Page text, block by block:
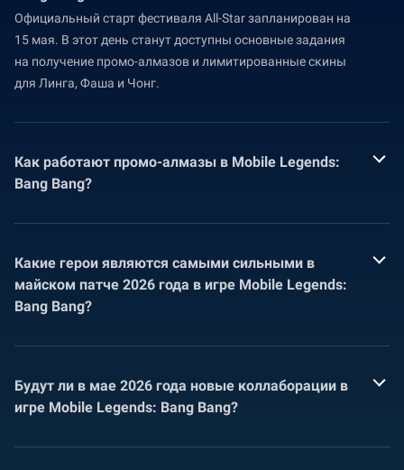
Официальный старт фестиваля All-Star запланирован на
15 мая. В этот день станут доступны основные задания
на получение промо-алмазов и лимитированные скины
для Линга, Фаша и Чонг.
Как работают промо-алмазы в Mobile Legends:
Bang Bang?
Какие герои являются самыми сильными в
майском патче 2026 года в игре Mobile Legends:
Bang Bang?
Будут ли в мае 2026 года новые коллаборации в
игре Mobile Legends: Bang Bang?